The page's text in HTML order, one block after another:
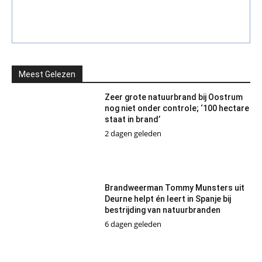
Meest Gelezen
Zeer grote natuurbrand bij Oostrum
nog niet onder controle; ‘100 hectare
staat in brand’
2 dagen geleden
Brandweerman Tommy Munsters uit
Deurne helpt én leert in Spanje bij
bestrijding van natuurbranden
6 dagen geleden